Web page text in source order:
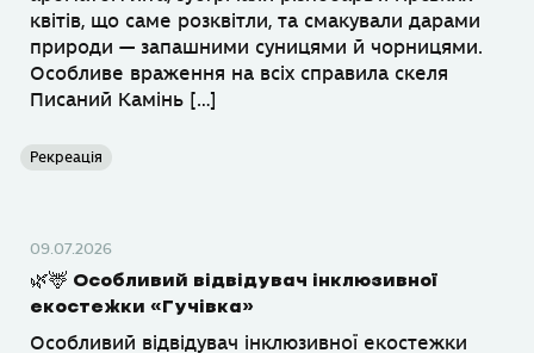
квітів, що саме розквітли, та смакували дарами
природи — запашними суницями й чорницями.
Особливе враження на всіх справила скеля
Писаний Камінь […]
Рекреація
09.07.2026
🌿🦌 Особливий відвідувач інклюзивної
екостежки «Гучівка»
Особливий відвідувач інклюзивної екостежки